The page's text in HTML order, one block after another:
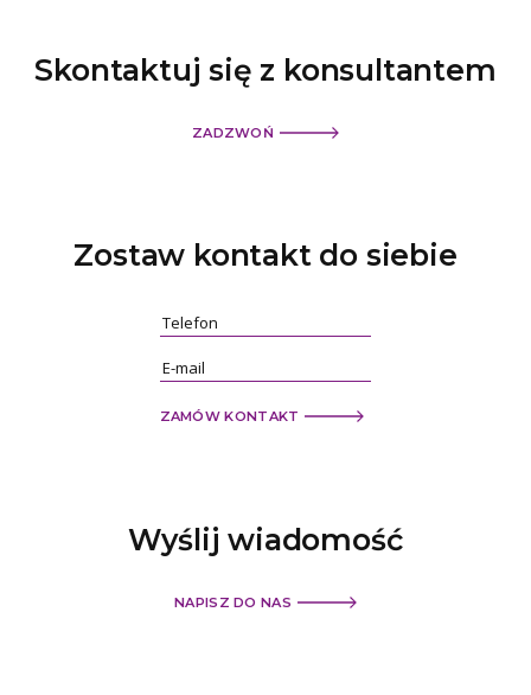
Skontaktuj się z konsultantem
ZADZWOŃ
Zostaw kontakt do siebie
ZAMÓW KONTAKT
Wyślijwiadomość
NAPISZ DO NAS